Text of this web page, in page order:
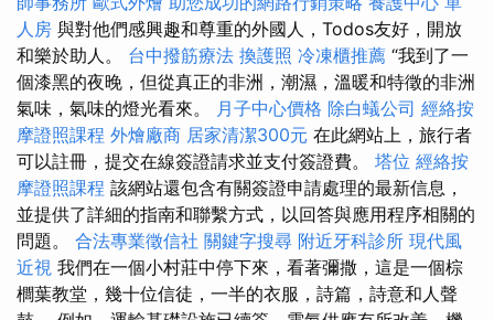
人房 與對他們感興趣和尊重的外國人，Todos友好，開放
和樂於助人。 台中撥筋療法 換護照 冷凍櫃推薦 “我到了一
個漆黑的夜晚，但從真正的非洲，潮濕，溫暖和特徵的非洲
氣味，氣味的燈光看來。 月子中心價格 除白蟻公司 經絡按
摩證照課程 外燴廠商 居家清潔300元 在此網站上，旅行者
可以註冊，提交在線簽證請求並支付簽證費。 塔位 經絡按
摩證照課程 該網站還包含有關簽證申請處理的最新信息，
並提供了詳細的指南和聯繫方式，以回答與應用程序相關的
問題。 合法專業徵信社 關鍵字搜尋 附近牙科診所 現代風
近視 我們在一個小村莊中停下來，看著彌撒，這是一個棕
櫚葉教堂，幾十位信徒，一半的衣服，詩篇，詩意和人聲